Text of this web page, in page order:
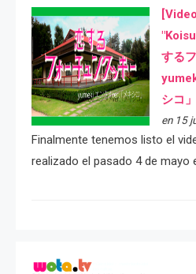
する
シコ」
en 15
Finalmente tenemos listo el
realizado el pasado 4 de mayo